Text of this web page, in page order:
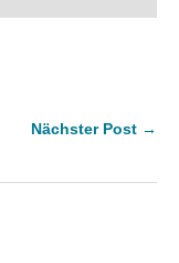
Nächster Post →